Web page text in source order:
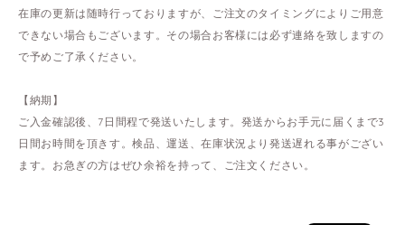
在庫の更新は随時行っておりますが、ご注文のタイミングによりご用意
できない場合もございます。その場合お客様には必ず連絡を致しますの
で予めご了承ください。
【納期】
ご入金確認後、7日間程で発送いたします。発送からお手元に届くまで3
日間お時間を頂きす。検品、運送、在庫状況より発送遅れる事がござい
ます。お急ぎの方はぜひ余裕を持って、ご注文ください。